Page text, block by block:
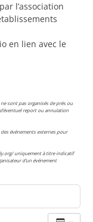
l’association
en lien avec le
sont pas organisés de près ou
report ou annulation
événements externes pour
uniquement à titre indicatif
d’un événement